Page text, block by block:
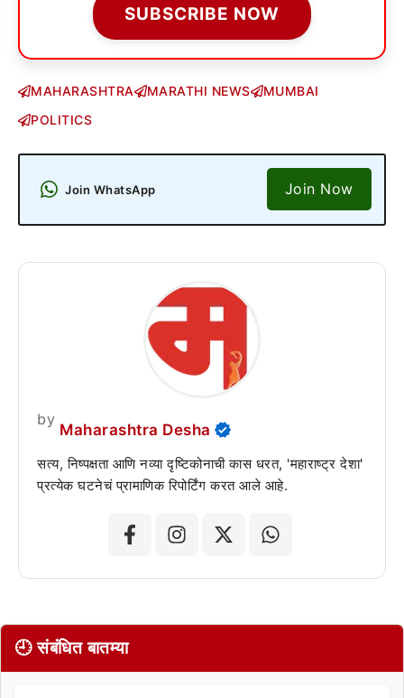
SUBSCRIBE NOW
MAHARASHTRA MARATHI NEWS
MUMBAI
POLITICS
Join WhatsApp Join Now
by
Maharashtra Desha
सत्य, निष्पक्षता आणि नव्या दृष्टिकोनाची कास धरत, 'महाराष्ट्र देशा'
प्रत्येक घटनेचं प्रामाणिक रिपोर्टिंग करत आले आहे.
🕘 संबंधित बातम्या